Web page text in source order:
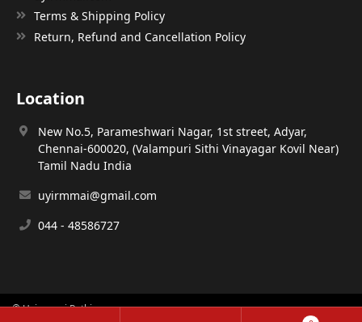
Terms & Shipping Policy
Return, Refund and Cancellation Policy
Location
New No.5, Parameshwari Nagar, 1st street, Adyar,
Chennai-600020, (Valampuri Sithi Vinayagar Kovil Near)
Tamil Nadu India
uyirmmai@gmail.com
044 - 48586727
© Uyirmmai Pathippagam